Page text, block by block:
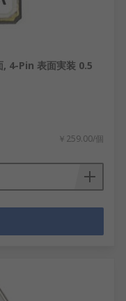
4-Pin 表面実装 0.5
￥259.00/個